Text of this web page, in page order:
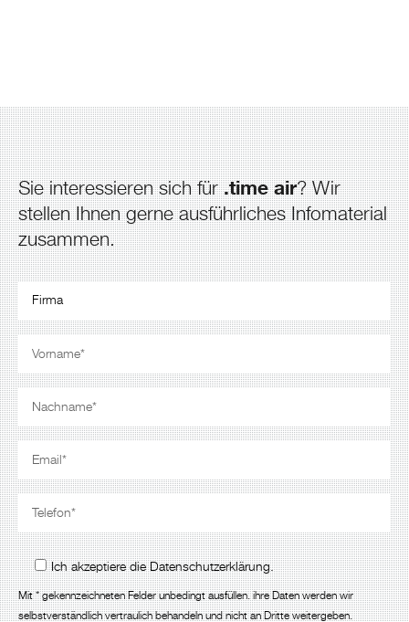
Sie interessieren sich für.time air? Wir
stellen Ihnen gerne ausführliches Infomaterial
zusammen.
Ich akzeptiere die Datenschutzerklärung.
Mit * gekennzeichneten Felder unbedingt ausfüllen. ihre Daten werden wir
selbstverständlich vertraulich behandeln und nicht an Dritte weitergeben.